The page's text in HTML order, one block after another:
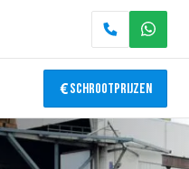
Schrootprijzen